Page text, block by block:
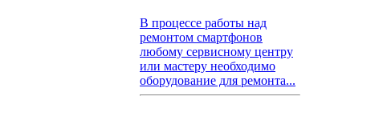
В процессе работы над
ремонтом смартфонов
любому сервисному центру
или мастеру необходимо
оборудование для ремонта...